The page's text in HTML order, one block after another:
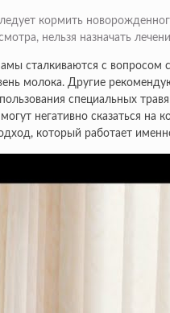
кормить
нельзя назначать
сталкиваются с вопросом
молока. Другие
специальных
могут негативно сказаться
который работает